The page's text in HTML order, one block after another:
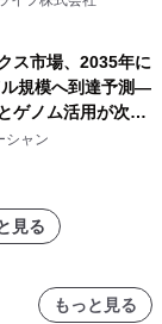
ス市場、2035年に
規模へ到達予測―
ゲノム活用が次世
加速
シャン
見る
もっと見る